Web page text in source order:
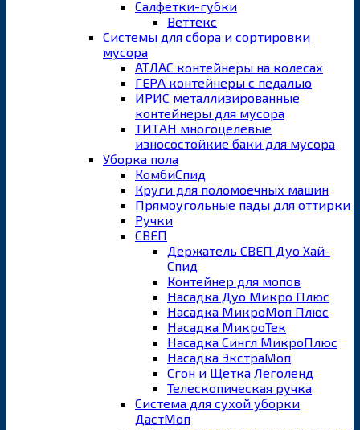
Салфетки-губки
Веттекс
Системы для сбора и сортировки
мусора
АТЛАС контейнеры на колесах
ГЕРА контейнеры с педалью
ИРИС металлизированные
контейнеры для мусора
ТИТАН многоцелевые
износостойкие баки для мусора
Уборка пола
КомбиСпид
Круги для поломоечных машин
Прямоугольные пады для оттирки
Ручки
СВЕП
Держатель СВЕП Дуо Хай-
Спид
Контейнер для мопов
Насадка Дуо Микро Плюс
Насадка МикроМоп Плюс
Насадка МикроТек
Насадка Сингл МикроПлюс
Насадка ЭкстраМоп
Сгон и Щетка Леголенд
Телескопическая ручка
Система для сухой уборки
ДастМоп